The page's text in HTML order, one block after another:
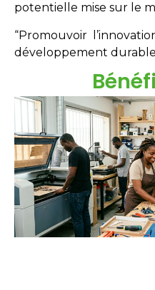
potentielle mise sur le
“Promouvoir
développement
Étudiants Néo-diplômés
Innovateurs
Entreprises